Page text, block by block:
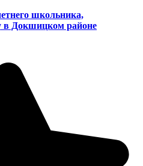
школьника,
в Докшицком районе